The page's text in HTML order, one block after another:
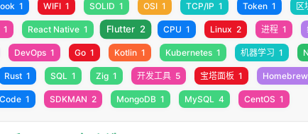
1 WIFI 1 SOLID 1 OSI 1 TCP/IP 1 Token 1 区
1 React Native 1 Flutter 2 CPU 1 Linux 2 进程 1
DevOps 1 Go 1 Kotlin 1 Kubernetes 1 机器学习 1
Rust 1 SQL 1 Zig 1 开发工具 5 宝塔面板 1 Homebrew
1 SDKMAN 2 MongoDB 1 MySQL 4 CentOS 1